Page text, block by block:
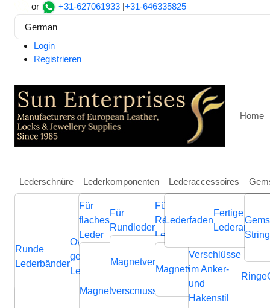
or +31-627061933 |+31-646335825
German
Login
Registrieren
Home
Lederschnüre
Runde
Lederbänder
Ovale
geflochtene
Lederbänder
Geflochtene
Lederschnüre
Flache
Lederschnüre
Lederkomponenten
Für
flaches
Leder
Magnetverschluss
Für
Rundleder
Magnetverschluss Endverschluss
Für
Regaliz
Leder
Magnetverschluss
Verschlüsse
im Anker-
und
Hakenstil
Ringe
Lederaccessoires
Lederfaden
Fertige
Lederkomponenten Für Rundleder
Zamak bayonet clasp: